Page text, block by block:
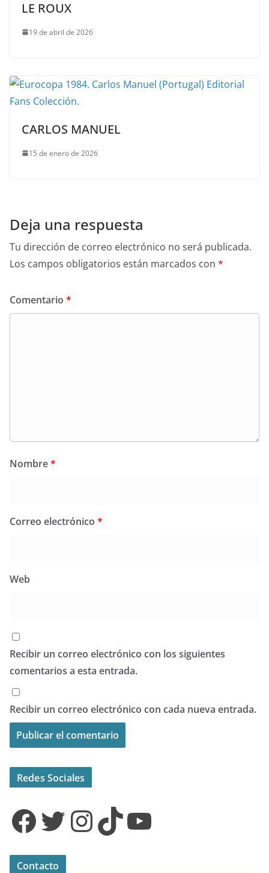
LE ROUX
19 de abril de 2026
CARLOS MANUEL
15 de enero de 2026
Deja una respuesta
Tu dirección de correo electrónico no será publicada.
Los campos obligatorios están marcados con *
Comentario *
Nombre*
Correo electrónico *
Web
Recibir un correo electrónico con los siguientes
comentarios a esta entrada.
Recibir un correo electrónico con cada nueva entrada.
Redes Sociales
Facebook Twitter InstagramTikTok YouTube
Contacto